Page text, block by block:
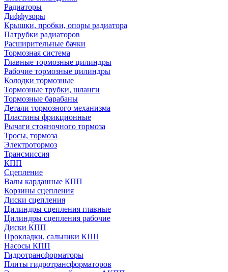
Радиаторы
Диффузоры
Крышки, пробки, опоры радиатора
Патрубки радиаторов
Расширительные бачки
Тормозная система
Главные тормозные цилиндры
Рабочие тормозные цилиндры
Колодки тормозные
Тормозные трубки, шланги
Тормозные барабаны
Детали тормозного механизма
Пластины фрикционные
Рычаги стояночного тормоза
Тросы, тормоза
Электротормоз
Трансмиссия
КПП
Сцепление
Валы карданные КПП
Корзины сцепления
Диски сцепления
Цилиндры сцепления главные
Цилиндры сцепления рабочие
Диски КПП
Прокладки, сальники КПП
Насосы КПП
Гидротрансформаторы
Плиты гидротрансформаторов